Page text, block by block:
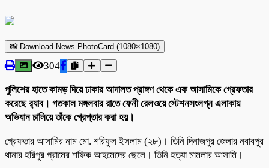
📸 Download News PhotoCard (1080×1080)
304
পুলিশের হাতে কামড় দিয়ে ঢাকার আদালত প্রাঙ্গণ থেকে এক আসামিকে গ্রেফতার
করেছে র‌্যাব। গতকাল মঙ্গলবার রাতে ফেনী রেলওয়ে স্টেশনসংলগ্ন এলাকায়
অভিযান চালিয়ে তাঁকে গ্রেপ্তার করা হয়।
গ্রেফতার আসামির নাম মো. শরিফুল ইসলাম (২৮)। তিনি দিনাজপুর জেলার নবাবপুর
থানার হরিপুর গ্রামের শফিক আহমেদের ছেলে। তিনি হত্যা মামলার আসামি।